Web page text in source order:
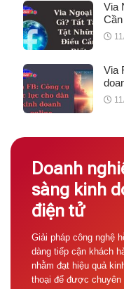
Via
Via
Doanh
sàng kinh
điện tử
Giải pháp công nghệ
dàng tiếp cận khách
nhằm đạt hiệu quả
thoại để được